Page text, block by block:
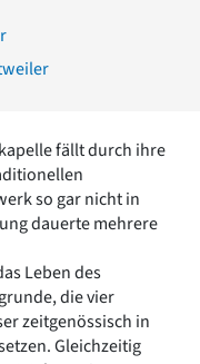
fällt durch ihre
so gar nicht in
dauerte mehrere
Leben des
die vier
zeitgenössisch in
Gleichzeitig